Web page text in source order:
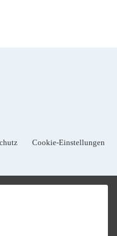
Cookie-Einstellungen